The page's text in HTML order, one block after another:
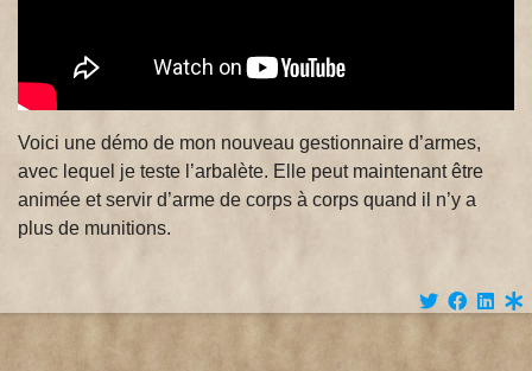
Voici une démo de mon nouveau gestionnaire d’armes,
avec lequel je teste l’arbalète. Elle peut maintenant être
animée et servir d’arme de corps à corps quand il n’y a
plus de munitions.